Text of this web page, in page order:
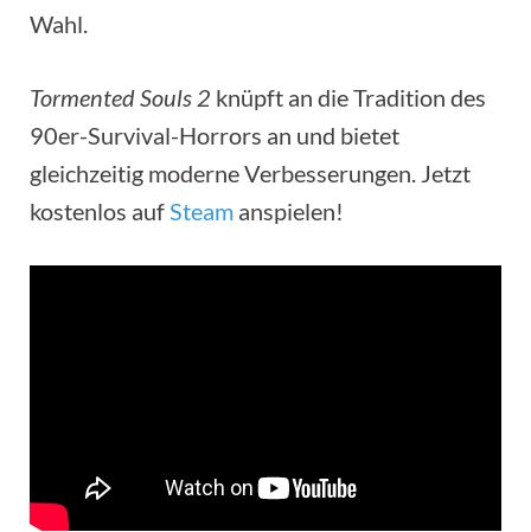
Wahl.
Tormented Souls 2 knüpft an die Tradition des
90er-Survival-Horrors an und bietet
gleichzeitig moderne Verbesserungen. Jetzt
kostenlos aufSteam anspielen!